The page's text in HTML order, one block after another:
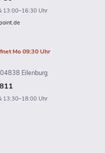
13:00–16:30 Uhr
Mo 09:30 Uhr
Eilenburg
13:30–18:00 Uhr